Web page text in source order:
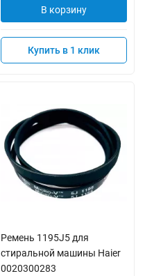
В корзину
Купить в 1 клик
Ремень 1195J5 для
стиральной машины Haier
0020300283